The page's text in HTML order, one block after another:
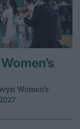
Women’s